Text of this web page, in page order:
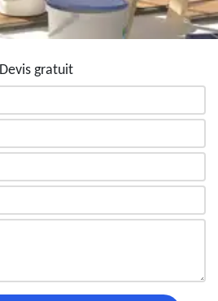
Devis gratuit